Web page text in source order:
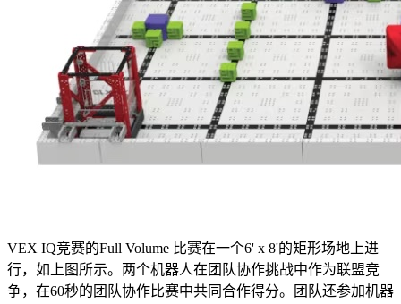
VEX IQ竞赛的Full Volume 比赛在一个6' x 8'的矩形场地上进
行，如上图所示。两个机器人在团队协作挑战中作为联盟竞
争，在60秒的团队协作比赛中共同合作得分。团队还参加机器